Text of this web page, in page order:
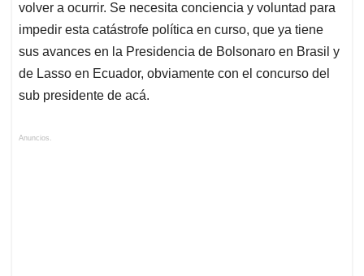
volver a ocurrir. Se necesita conciencia y voluntad para
impedir esta catástrofe política en curso, que ya tiene
sus avances en la Presidencia de Bolsonaro en Brasil y
de Lasso en Ecuador, obviamente con el concurso del
sub presidente de acá.
Anuncios.